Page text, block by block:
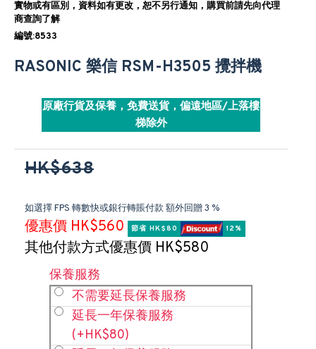
實物或有區別，資料如有更改，恕不另行通知，購買前請先向代理
商查詢了解
編號:8533
RASONIC 樂信 RSM-H3505 攪拌機
原廠行貨及保養，免費送貨，偏遠地區/上落樓
梯除外
HK$638
如選擇 FPS 轉數快或銀行轉賬付款 額外回贈 3 %
優惠價 HK$560 節省 HK$80 12%
其他付款方式優惠價 HK$580
保養服務
不需要延長保養服務
延長一年保養服務
(+HK$80)